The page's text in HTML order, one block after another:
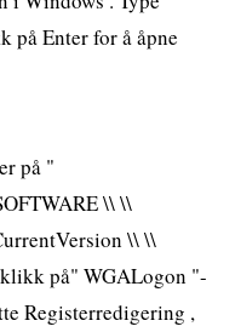
Enter for å åpne
på "
\\ \\
\\ \\
på" WGALogon "-
Registerredigering ,